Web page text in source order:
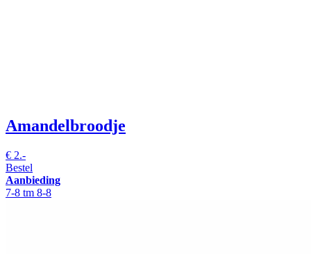
Amandelbroodje
€ 2.-
Bestel
Aanbieding
7-8 tm 8-8